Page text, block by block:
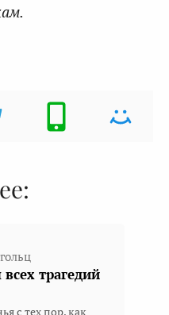
всех трагедий
с тех пор, как